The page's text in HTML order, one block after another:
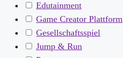
Edutainment
Game Creator Plattform
Gesellschaftsspiel
Jump & Run